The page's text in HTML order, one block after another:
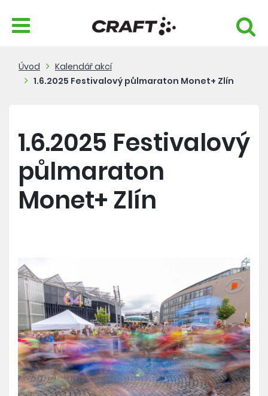
Úvod
Kalendář akcí
1.6.2025 Festivalový půlmaraton Monet+ Zlín
1.6.2025 Festivalový
půlmaraton
Monet+ Zlín